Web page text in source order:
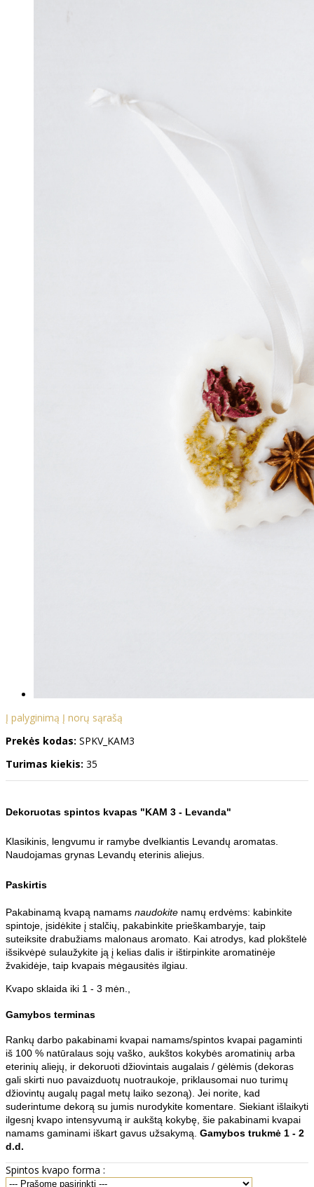
Į palyginimą Į norų sąrašą
Prekės kodas: SPKV_KAM3
Turimas kiekis: 35
Dekoruotas spintos kvapas "KAM 3 - Levanda"
Klasikinis, lengvumu ir ramybe dvelkiantis Levandų aromatas.
Naudojamas grynas Levandų eterinis aliejus.
Paskirtis
Pakabinamą kvapą namams naudokite namų erdvėms: kabinkite
spintoje, įsidėkite į stalčių, pakabinkite prieškambaryje, taip
suteiksite drabužiams malonaus aromato. Kai atrodys, kad plokštelė
išsikvėpė sulaužykite ją į kelias dalis ir ištirpinkite aromatinėje
žvakidėje, taip kvapais mėgausitės ilgiau.
Kvapo sklaida iki 1 - 3 mėn.,
Gamybos terminas
Rankų darbo pakabinami kvapai namams/spintos kvapai pagaminti
iš 100 % natūralaus sojų vaško, aukštos kokybės aromatinių arba
eterinių aliejų, ir dekoruoti džiovintais augalais / gėlėmis (dekoras
gali skirti nuo pavaizduotų nuotraukoje, priklausomai nuo turimų
džiovintų augalų pagal metų laiko sezoną). Jei norite, kad
suderintume dekorą su jumis nurodykite komentare. Siekiant išlaikyti
ilgesnį kvapo intensyvumą ir aukštą kokybę, šie pakabinami kvapai
namams gaminami iškart gavus užsakymą. Gamybos trukmė 1 - 2
d.d.
Spintos kvapo forma :